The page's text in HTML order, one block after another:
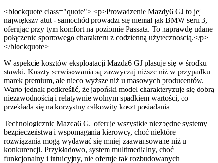
<blockquote class="quote"> <p>Prowadzenie Mazdy6 GJ to jej
największy atut - samochód prowadzi się niemal jak BMW serii 3,
oferując przy tym komfort na poziomie Passata. To naprawdę udane
połączenie sportowego charakteru z codzienną użytecznością.</p>
</blockquote>
W aspekcie kosztów eksploatacji Mazda6 GJ plasuje się w środku
stawki. Koszty serwisowania są zazwyczaj niższe niż w przypadku
marek premium, ale nieco wyższe niż u masowych producentów.
Warto jednak podkreślić, że japoński model charakteryzuje się dobrą
niezawodnością i relatywnie wolnym spadkiem wartości, co
przekłada się na korzystny całkowity koszt posiadania.
Technologicznie Mazda6 GJ oferuje wszystkie niezbędne systemy
bezpieczeństwa i wspomagania kierowcy, choć niektóre
rozwiązania mogą wydawać się mniej zaawansowane niż u
konkurencji. Przykładowo, system multimedialny, choć
funkcjonalny i intuicyjny, nie oferuje tak rozbudowanych